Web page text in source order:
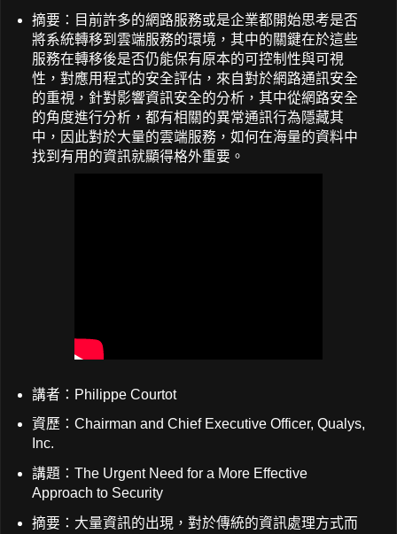
摘要：目前許多的網路服務或是企業都開始思考是否
將系統轉移到雲端服務的環境，其中的關鍵在於這些
服務在轉移後是否仍能保有原本的可控制性與可視
性，對應用程式的安全評估，來自對於網路通訊安全
的重視，針對影響資訊安全的分析，其中從網路安全
的角度進行分析，都有相關的異常通訊行為隱藏其
中，因此對於大量的雲端服務，如何在海量的資料中
找到有用的資訊就顯得格外重要。
講者：Philippe Courtot
資歷：Chairman and Chief Executive Officer, Qualys,
Inc.
講題：The Urgent Need for a More Effective
Approach to Security
摘要：大量資訊的出現，對於傳統的資訊處理方式而